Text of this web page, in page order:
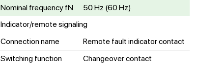
Nominal frequency fN
50 Hz (60 Hz)
Indicator/remote signaling
Connection name
Remote fault indicator contact
Switching function
Changeover contact